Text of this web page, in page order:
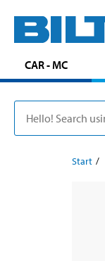
CAR - MC
Start